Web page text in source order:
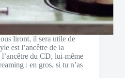
liront, il sera utile de
est l’ancêtre de la
du CD, lui-même
: en gros, si tu n’as